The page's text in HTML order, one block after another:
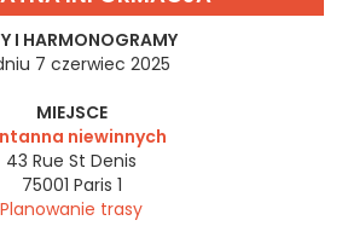
I HARMONOGRAMY
7 czerwiec 2025
MIEJSCE
niewinnych
43 Rue St Denis
75001 Paris 1
Planowanie trasy